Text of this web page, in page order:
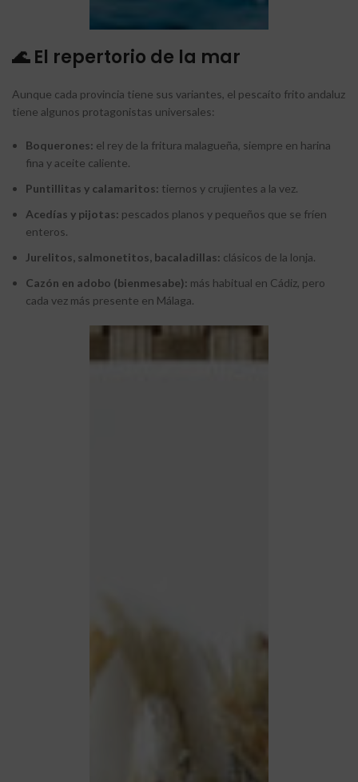
🌊 El repertorio de la mar
Aunque cada provincia tiene sus variantes, el pescaíto frito andaluz
tiene algunos protagonistas universales:
Boquerones: el rey de la fritura malagueña, siempre en harina
fina y aceite caliente.
Puntillitas y calamaritos: tiernos y crujientes a la vez.
Acedías y pijotas: pescados planos y pequeños que se fríen
enteros.
Jurelitos, salmonetitos, bacaladillas: clásicos de la lonja.
Cazón en adobo (bienmesabe): más habitual en Cádiz, pero
cada vez más presente en Málaga.